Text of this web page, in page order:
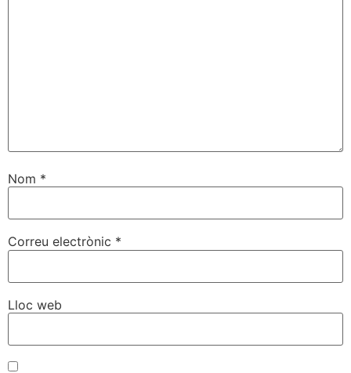
Nom *
Correu electrònic *
Lloc web